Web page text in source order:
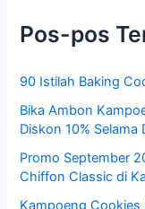
Pos-pos
90 Istilah Baking
Bika Ambon
Diskon 10% Selama
Promo September
Chiffon Classic di
Kampoeng Cookies